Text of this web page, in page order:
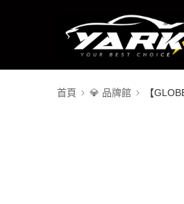
首頁 💎 品牌館 【